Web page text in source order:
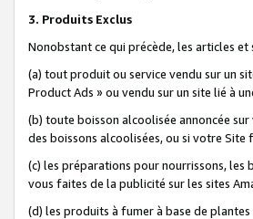
3. Produits Exclus
Nonobstant ce qui précède, les articles
(a) tout produit ou service vendu sur un
Product Ads » ou vendu sur un site lié à
(b) toute boisson alcoolisée annoncée
des boissons alcoolisées, ou si votre
(c) les préparations pour nourrissons, les
vous faites de la publicité sur les sites
(d) les produits à fumer à base de